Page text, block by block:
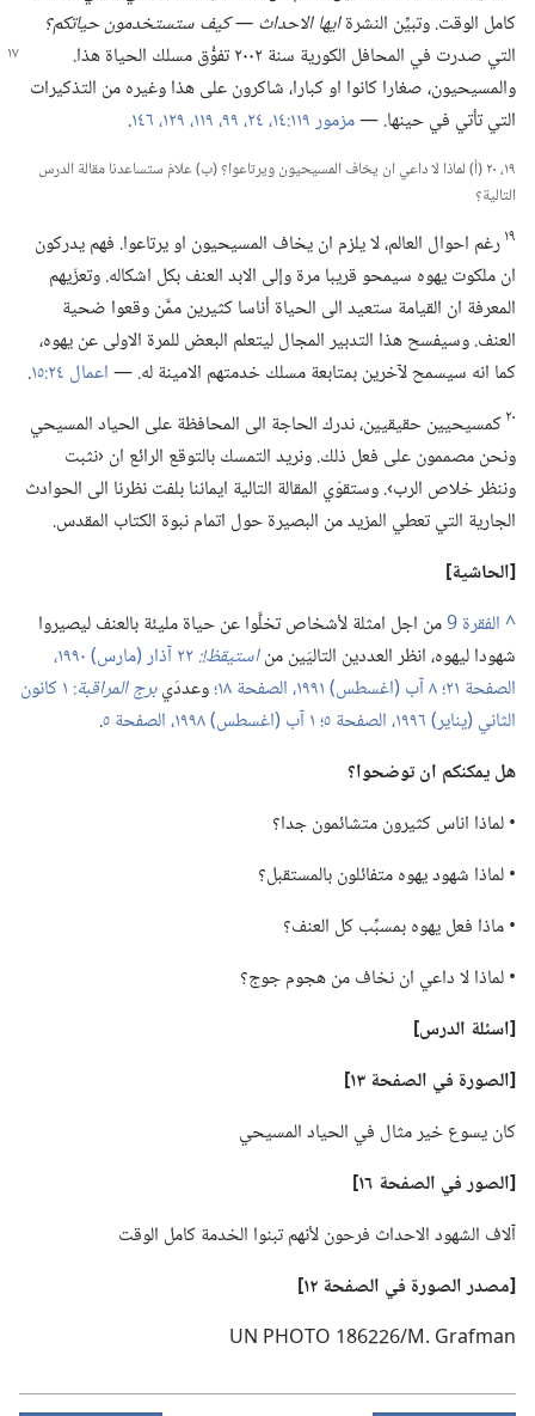
كامل الوقت.‏ وتبيِّن النشرةايها الاحداث —‏ كيف ستستخدمون حياتكم؟‏
التي صدرت في المحافل الكورية سنة
٢٠٠٢ تفوُّق مسلك الحياة هذا.‏
والمسيحيون،‏ صغارا كانوا او كبارا،‏ شاكرون على هذا وغيره من التذكيرات
التي تأتي في حينها.‏ —‏مزمور ١١٩:‏١٤،‏ ‏.‏
١٩،‏ ٢٠ (‏أ)‏ لماذا لا داعي ان يخاف المسيحيون ويرتاعوا؟‏ (‏ب)‏ علامَ ستساعدنا مقالة الدرس
التالية؟‏
١٩رغم احوال العالم،‏ لا يلزم ان يخاف المسيحيون او يرتاعوا.‏ فهم يدركون
ان ملكوت يهوه سيمحو قريبا مرة وإلى الابد العنف بكل اشكاله.‏ وتعزّيهم
المعرفة ان القيامة ستعيد الى الحياة أناسا كثيرين ممَّن وقعوا ضحية
العنف.‏ وسيفسح هذا التدبير المجال ليتعلم البعض للمرة الاولى عن يهوه،‏
كما انه سيسمح لآخرين بمتابعة مسلك خدمتهم الامينة له.‏ —‏اعمال ٢٤:‏١٥ ‏.‏
٢٠كمسيحيين حقيقيين،‏ ندرك الحاجة الى المحافظة على الحياد المسيحي
ونحن مصممون على فعل ذلك.‏ ونريد التمسك بالتوقع الرائع ان ‹نثبت
وننظر خلاص الرب›.‏ وستقوّي المقالة التالية ايماننا بلفت نظرنا الى الحوادث
الجارية التي تعطي المزيد من البصيرة حول اتمام نبوة الكتاب المقدس.‏
‏[الحاشية]‏
^
من اجل امثلة لأشخاص تخلَّوا عن حياة مليئة بالعنف ليصيروا
شهودا ليهوه،‏ انظر العددين التاليَين مناستيقظ!‏:‏
٢٢ آذار (‏مارس)‏ ١٩٩٠،‏
الصفحة ٢١؛‏
وعددَيبرج المراقبة
‏:‏ ١ كانون
الثاني (‏يناير)‏ ١٩٩٦،‏ الصفحة ٥؛‏
‏.‏
هل يمكنكم ان توضحوا؟‏
‏• لماذا اناس كثيرون متشائمون جدا؟‏
‏• لماذا شهود يهوه متفائلون بالمستقبل؟‏
‏• ماذا فعل يهوه بمسبِّب كل العنف؟‏
‏• لماذا لا داعي ان نخاف من هجوم جوج؟‏
‏[اسئلة الدرس]‏
‏[الصورة في الصفحة ١٣]‏
كان يسوع خير مثال في الحياد المسيحي
‏[الصور في الصفحة ١٦]‏
آلاف الشهود الاحداث فرحون لأنهم تبنوا الخدمة كامل الوقت
‏[مصدر الصورة في الصفحة ١٢]‏